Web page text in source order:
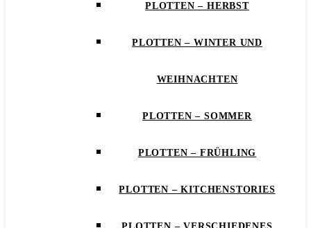
PLOTTEN – HERBST
PLOTTEN – WINTER UND
WEIHNACHTEN
PLOTTEN – SOMMER
PLOTTEN – FRÜHLING
PLOTTEN – KITCHENSTORIES